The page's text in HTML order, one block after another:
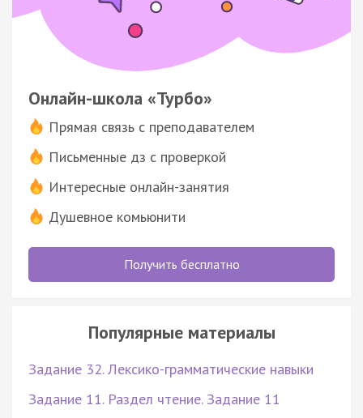
Онлайн-школа «Турбо»
Прямая связь с преподавателем
Письменные дз с проверкой
Интересные онлайн-занятия
Душевное комьюнити
Получить бесплатно
Популярные материалы
Задание 32. Лексико-грамматические навыки
Задание 11. Раздел чтение. Задание 11